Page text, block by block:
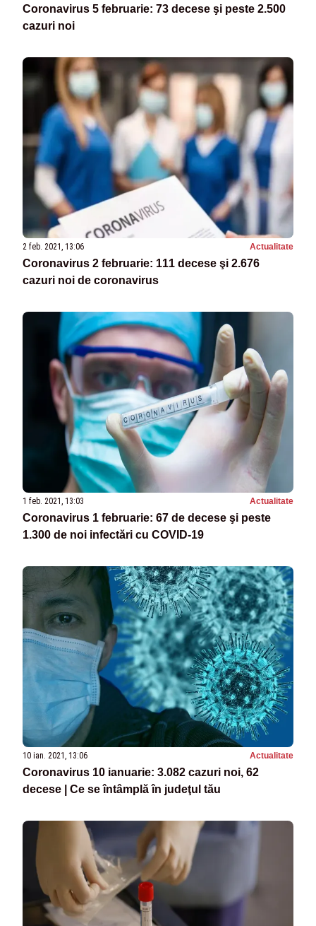
Coronavirus 5 februarie: 73 decese şi peste 2.500
cazuri noi
2 feb. 2021, 13:06 Actualitate
Coronavirus 2 februarie: 111 decese şi 2.676
cazuri noi de coronavirus
1 feb. 2021, 13:03 Actualitate
Coronavirus 1 februarie: 67 de decese şi peste
1.300 de noi infectări cu COVID-19
10 ian. 2021, 13:06 Actualitate
Coronavirus 10 ianuarie: 3.082 cazuri noi, 62
decese | Ce se întâmplă în judeţul tău